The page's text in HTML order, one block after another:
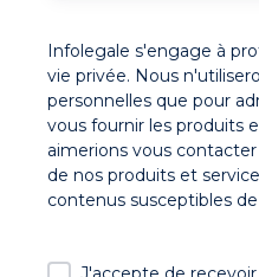
Infolegale s'engage à
vie privée. Nous
personnelles que pour
vous fournir les produits
aimerions vous
de nos produits et
contenus susceptibles